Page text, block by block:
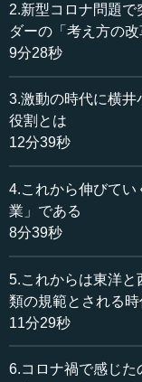
≪全文≫
●東洋思想は命に
今回、人間に突き
いてこれほど考え
人と会う際にも、
るなどの予防策を
近に考えたのであれ
える必要があるでし
東洋思想の根幹に
す。イデオロギー
ある概念です。です
スラム教かキリス
2.新型コロナ問題
ダーの「考え方の改
9分28秒
3.激動の時代に横
役割とは
12分39秒
4.これから伸びて
業」である
8分39秒
5.これからは東洋と
類の規範とされる時
11分29秒
6.コロナ禍で感じ